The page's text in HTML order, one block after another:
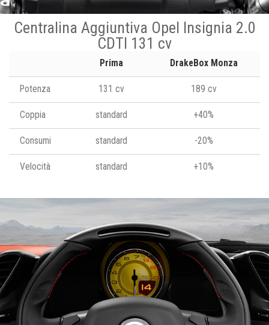
Centralina Aggiuntiva Opel Insignia 2.0
CDTI 131 cv
Prima DrakeBox Monza
Potenza 131 cv 189 cv
Coppia standard +40%
Consumi standard -20%
Velocità standard +10%